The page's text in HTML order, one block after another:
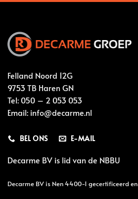
Felland Noord 12G
9753 TB Haren GN
Tel: 050 – 2 053 053
Email: info@decarme.nl
BEL ONS E-MAIL
Decarme BV is lid van de NBBU
Decarme BV is Nen 4400-1 gecertificeerd